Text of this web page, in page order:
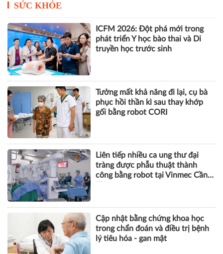
SỨC KHỎE
ICFM 2026: Đột phá mới trong
phát triển Y học bào thai và Di
truyền học trước sinh
Tưởng mất khả năng đi lại, cụ bà
phục hồi thần kì sau thay khớp
gối bằng robot CORI
Liên tiếp nhiều ca ung thư đại
tràng được phẫu thuật thành
công bằng robot tại Vinmec Cần
Cập nhật bằng chứng khoa học
trong chẩn đoán và điều trị bệnh
lý tiêu hóa - gan mật